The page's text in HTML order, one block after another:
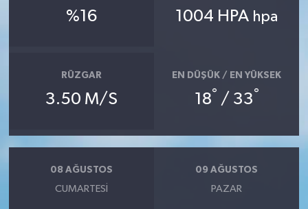
%16 1004 HPA hpa
RÜZGAR
3.50 M/S
EN DÜŞÜK / EN YÜKSEK
18° / 33°
08 AĞUSTOS
CUMARTESI
09 AĞUSTOS
PAZAR